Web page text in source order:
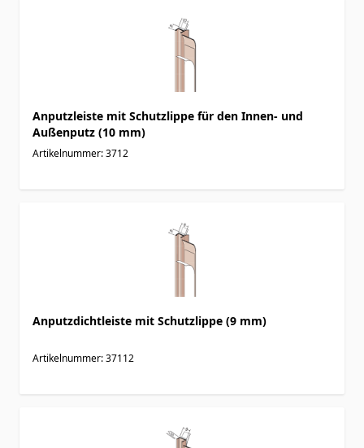
Anputzleiste mit Schutzlippe für den Innen- und
Außenputz (10 mm)
Artikelnummer: 3712
Anputzdichtleiste mit Schutzlippe (9 mm)
Artikelnummer: 37112